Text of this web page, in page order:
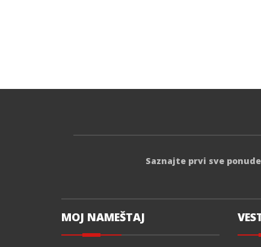
Saznajte prvi sve
MOJ NAMEŠTAJ